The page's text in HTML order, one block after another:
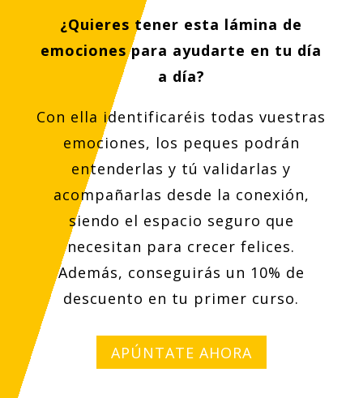
¿Quieres tener esta lámina de
emociones para ayudarte en tu día
a día?
Con ella identificaréis todas vuestras
emociones, los peques podrán
entenderlas y tú validarlas y
acompañarlas desde la conexión,
siendo el espacio seguro que
necesitan para crecer felices.
Además, conseguirás un 10% de
descuento en tu primer curso.
APÚNTATE AHORA